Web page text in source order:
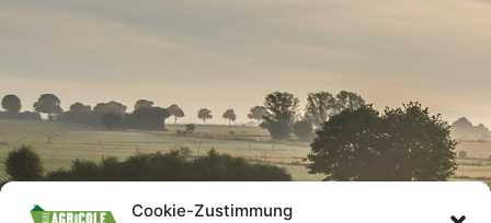
Cookie-Zustimmung